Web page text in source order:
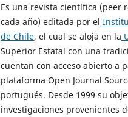
Es una revista científica (peer
cada año) editada por el
de Chile, el cual se aloja en la
Superior Estatal con una
cuentan con acceso abierto a
plataforma Open Journal
portugués. Desde 1999 su
investigaciones provenientes